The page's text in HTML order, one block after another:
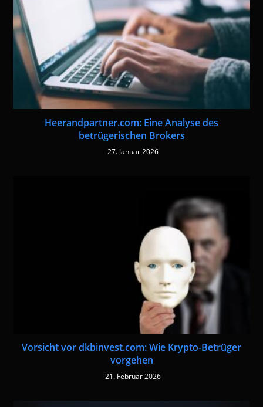
Heerandpartner.com: Eine Analyse des
betrügerischen Brokers
27. Januar 2026
Vorsicht vor dkbinvest.com: Wie Krypto-Betrüger
vorgehen
21. Februar 2026